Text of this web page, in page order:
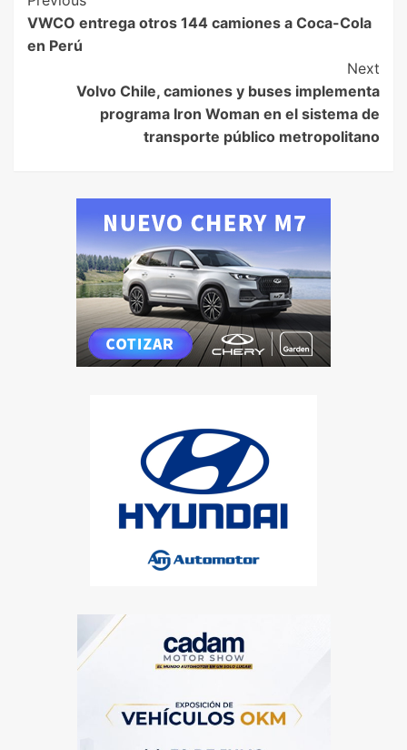
VWCO entrega otros 144 camiones a Coca-Cola
en Perú
Next
Volvo Chile, camiones y buses implementa
programa Iron Woman en el sistema de
transporte público metropolitano